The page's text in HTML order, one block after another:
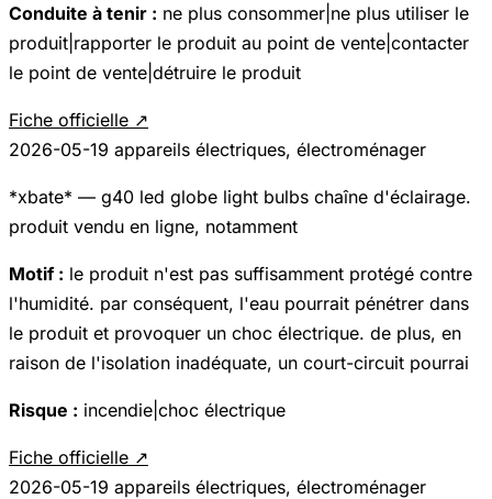
Conduite à tenir : ne plus consommer|ne plus utiliser le
produit|rapporter le produit au point de vente|contacter
le point de vente|détruire le produit
Fiche officielle ↗
2026-05-19 appareils électriques, électroménager
*xbate* — g40 led globe light bulbs chaîne d'éclairage.
produit vendu en ligne, notamment
Motif : le produit n'est pas suffisamment protégé contre
l'humidité. par conséquent, l'eau pourrait pénétrer dans
le produit et provoquer un choc électrique. de plus, en
raison de l'isolation inadéquate, un court-circuit pourrai
Risque : incendie|choc électrique
Fiche officielle ↗
2026-05-19 appareils électriques, électroménager